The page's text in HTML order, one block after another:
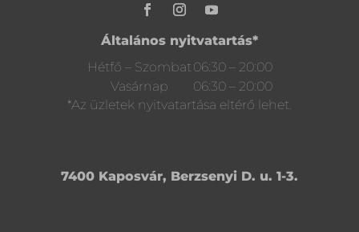
Általános nyitvatartás*
Hétfő – Szombat 06:30 – 20:00
Vasárnap
06:30 – 20:00
*Az üzletek nyitvatartása eltérő lehet.
7400 Kaposvár, Berzsenyi D. u. 1-3.